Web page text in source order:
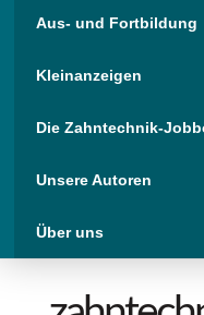
Aus- und Fortbildung
Kleinanzeigen
Die Zahntechnik-
Unsere Autoren
Über uns